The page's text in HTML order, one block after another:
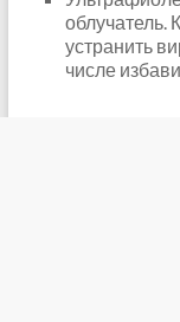
облучатель.
устранить
числе